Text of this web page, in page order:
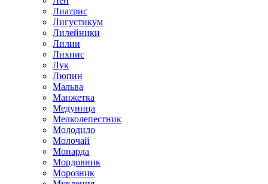
Лиатрис
Лигустикум
Лилейники
Лилии
Лихнис
Лук
Люпин
Мальва
Манжетка
Медуница
Мелколепестник
Молодило
Молочай
Монарда
Мордовник
Морозник